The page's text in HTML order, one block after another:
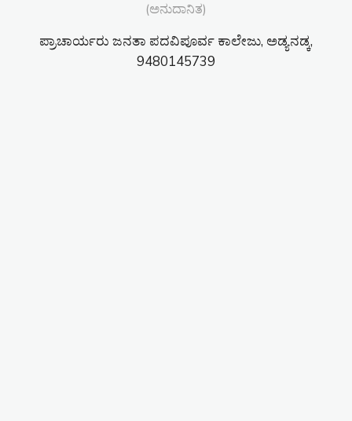
(ಅನುದಾನಿತ)
ಪ್ರಾಚಾರ್ಯರು ಜನತಾ ಪದವಿಪೂರ್ವ ಕಾಲೇಜು, ಅಡ್ಯನಡ್ಕ,
9480145739